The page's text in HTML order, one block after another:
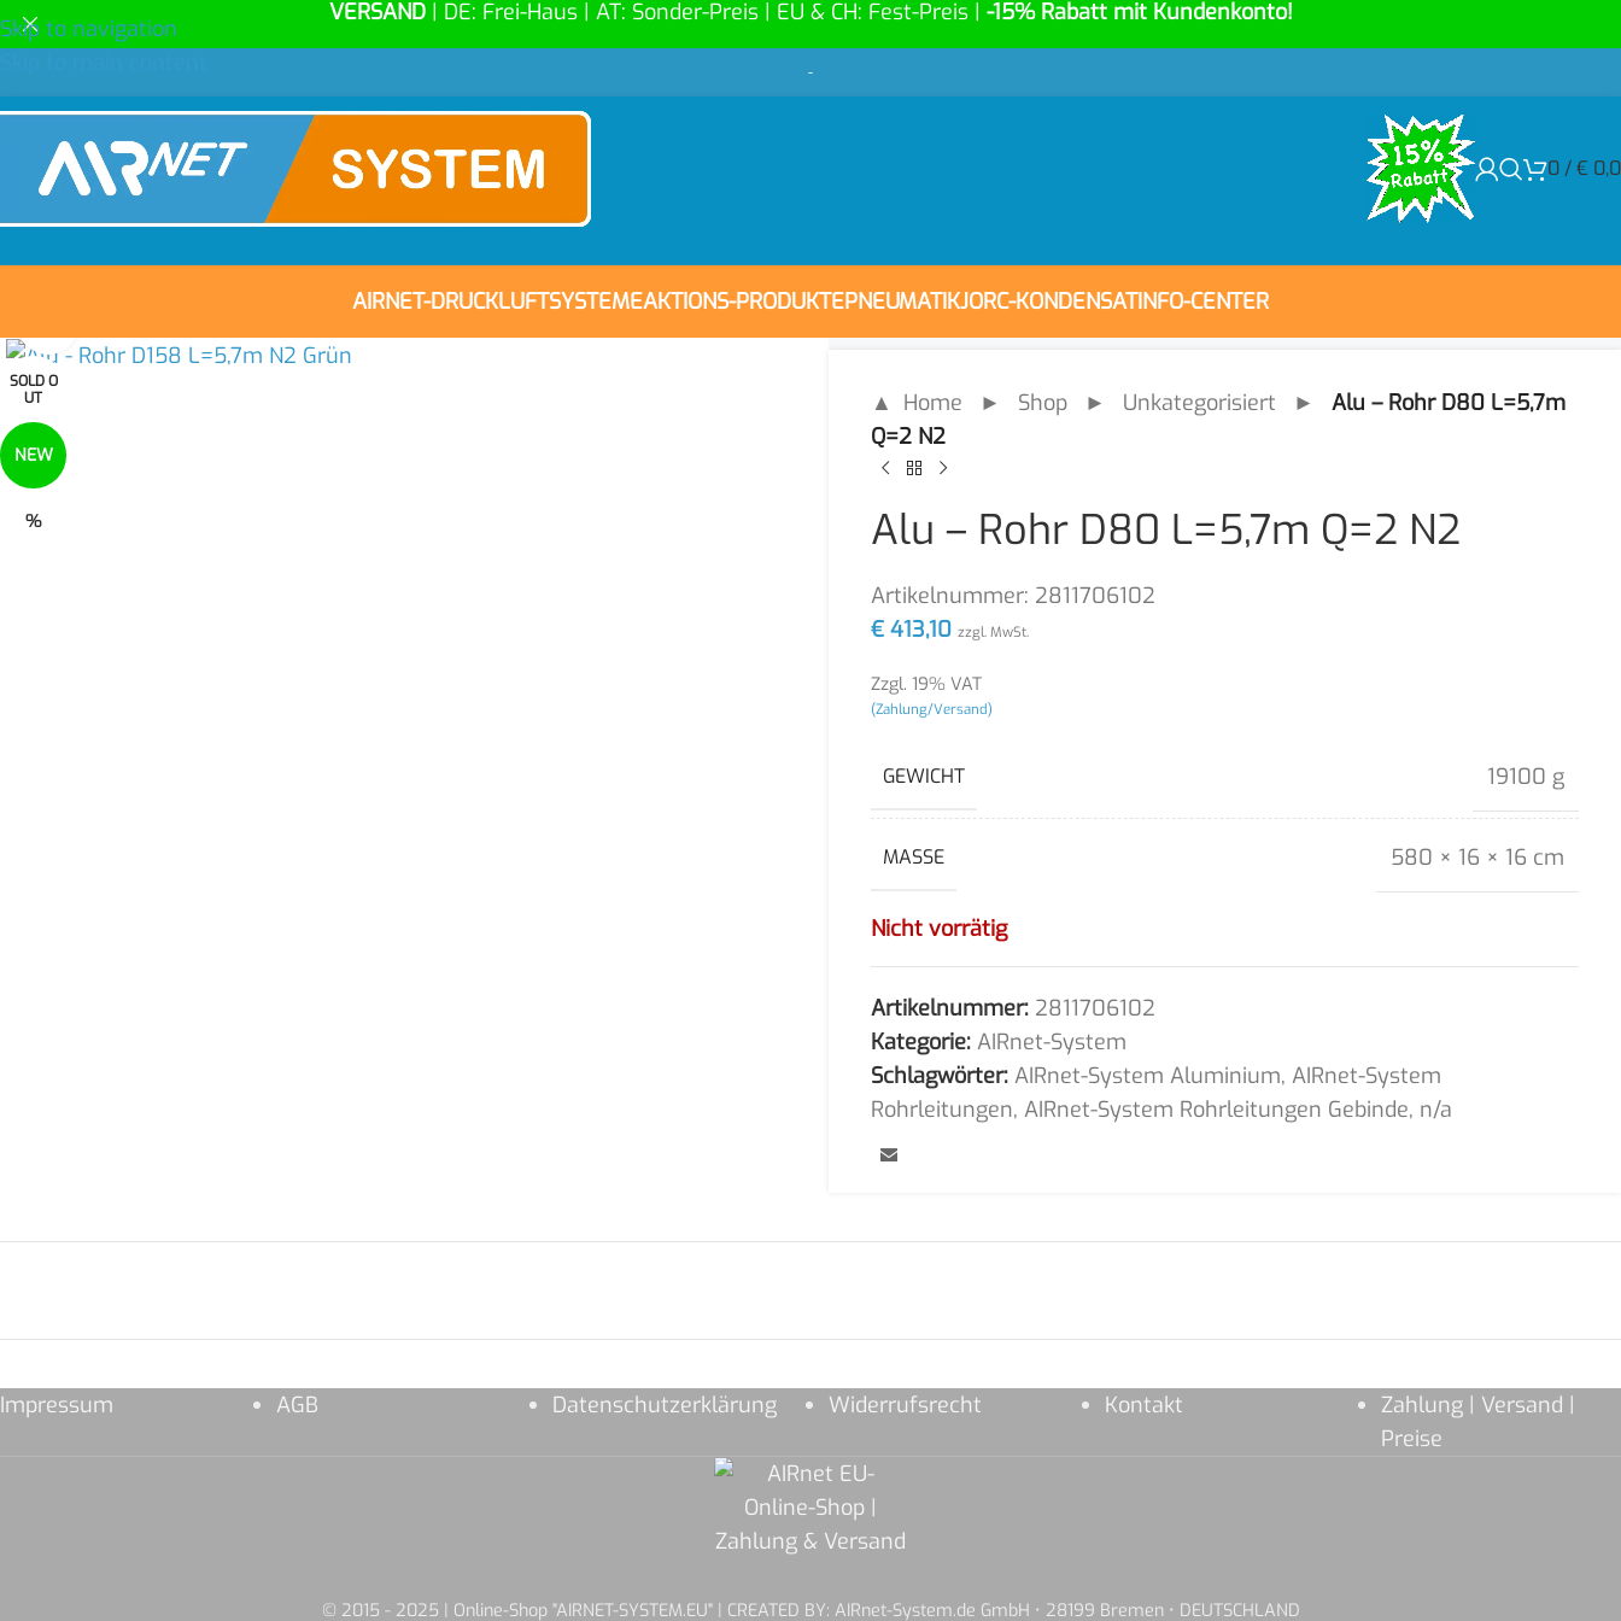
Skip to navigation
VERSAND | DE: Frei-Haus | AT: Sonder-Preis | EU & CH: Fest-Preis | -15% Rabatt mit Kundenkonto!
-
0 /€
AIRNET-DRUCKLUFTSYSTEMEAKTIONS-PRODUKTEPNEUMATIKJORC-KONDENSATINFO-CENTER
SOLD O
UT
NEW
%
▲ Home ► Shop ► Unkategorisiert ► Alu – Rohr D80 L=5,7m
Q=2 N2
Alu – Rohr D80 L=5,7m Q=2 N2
Artikelnummer: 2811706102
€ 413,10 zzgl. MwSt.
Zzgl. 19% VAT
(Zahlung/Versand)
GEWICHT 19100 g
MASSE 580 × 16 × 16 cm
Nicht vorrätig
Artikelnummer: 2811706102
Kategorie: AIRnet-System
Schlagwörter: AIRnet-System Aluminium, AIRnet-System
Rohrleitungen, AIRnet-System Rohrleitungen Gebinde, n/a
Impressum AGB Datenschutzerklärung Widerrufsrecht Kontakt
Zahlung | Versand |
Preise
© 2015 - 2025 | Online-Shop "AIRNET-SYSTEM.EU" | CREATED BY: AIRnet-System.de GmbH • 28199 Bremen • DEUTSCHLAND